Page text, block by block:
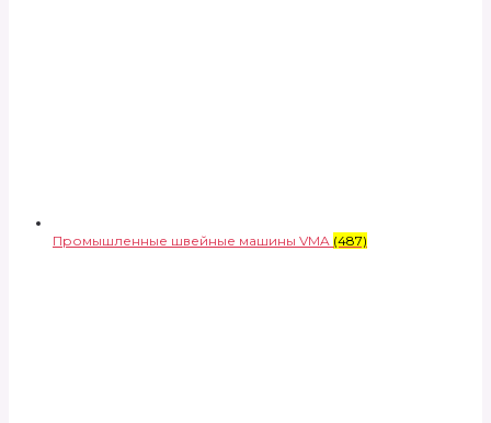
Промышленные швейные машины VMA (487)